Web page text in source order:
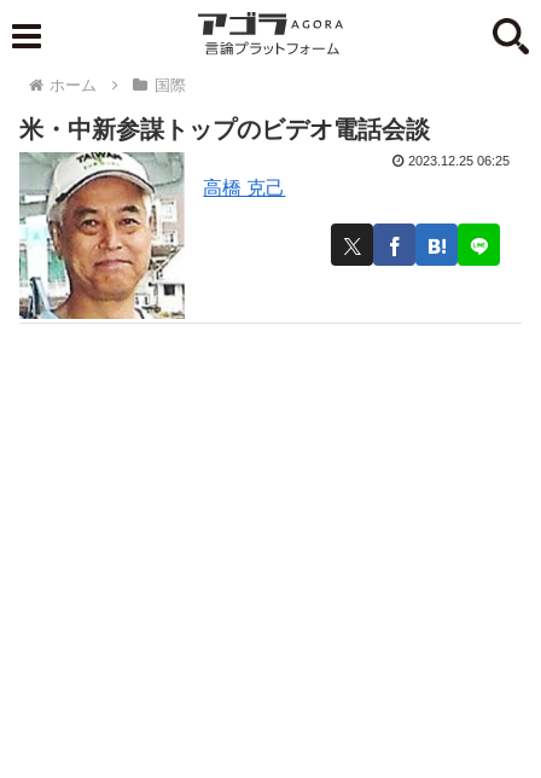
ホーム 国際
米・中新参謀トップのビデオ電話会談
高橋 克己
2023.12.25 06:25